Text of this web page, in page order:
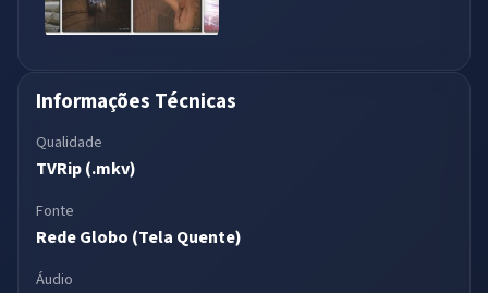
Informações Técnicas
Qualidade
TVRip (.mkv)
Fonte
Rede Globo (Tela Quente)
Áudio